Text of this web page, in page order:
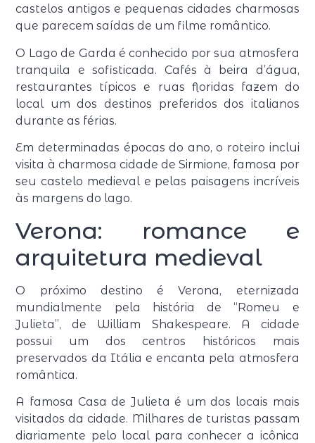
castelos antigos e pequenas cidades charmosas
que parecem saídas de um filme romântico.
O Lago de Garda é conhecido por sua atmosfera
tranquila e sofisticada. Cafés à beira d’água,
restaurantes típicos e ruas floridas fazem do
local um dos destinos preferidos dos italianos
durante as férias.
Em determinadas épocas do ano, o roteiro inclui
visita à charmosa cidade de Sirmione, famosa por
seu castelo medieval e pelas paisagens incríveis
às margens do lago.
Verona: romance e
arquitetura medieval
O próximo destino é Verona, eternizada
mundialmente pela história de “Romeu e
Julieta”, de William Shakespeare. A cidade
possui um dos centros históricos mais
preservados da Itália e encanta pela atmosfera
romântica.
A famosa Casa de Julieta é um dos locais mais
visitados da cidade. Milhares de turistas passam
diariamente pelo local para conhecer a icônica